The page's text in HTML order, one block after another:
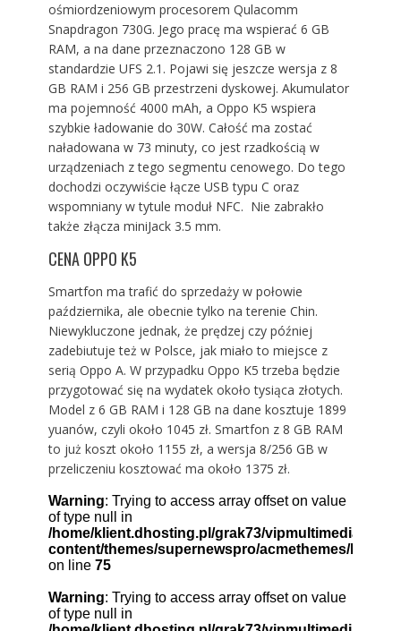
ośmiordzeniowym procesorem Qulacomm
Snapdragon 730G. Jego pracę ma wspierać 6 GB
RAM, a na dane przeznaczono 128 GB w
standardzie UFS 2.1. Pojawi się jeszcze wersja z 8
GB RAM i 256 GB przestrzeni dyskowej. Akumulator
ma pojemność 4000 mAh, a Oppo K5 wspiera
szybkie ładowanie do 30W. Całość ma zostać
naładowana w 73 minuty, co jest rzadkością w
urządzeniach z tego segmentu cenowego. Do tego
dochodzi oczywiście łącze USB typu C oraz
wspomniany w tytule moduł NFC. Nie zabrakło
także złącza miniJack 3.5 mm.
CENA OPPO K5
Smartfon ma trafić do sprzedaży w połowie
października, ale obecnie tylko na terenie Chin.
Niewykluczone jednak, że prędzej czy później
zadebiutuje też w Polsce, jak miało to miejsce z
serią Oppo A. W przypadku Oppo K5 trzeba będzie
przygotować się na wydatek około tysiąca złotych.
Model z 6 GB RAM i 128 GB na dane kosztuje 1899
yuanów, czyli około 1045 zł. Smartfon z 8 GB RAM
to już koszt około 1155 zł, a wersja 8/256 GB w
przeliczeniu kosztować ma około 1375 zł.